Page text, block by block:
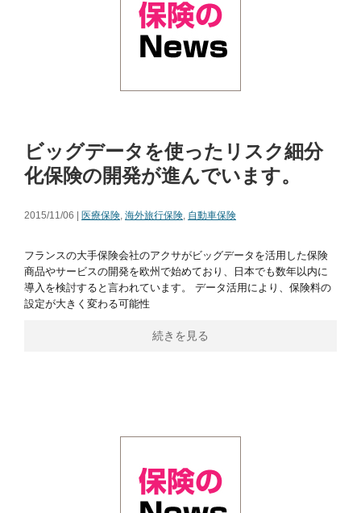
ビッグデータを使ったリスク細分
化保険の開発が進んでいます。
2015/11/06 | 医療保険, 海外旅行保険, 自動車保険
フランスの大手保険会社のアクサがビッグデータを活用した保険
商品やサービスの開発を欧州で始めており、日本でも数年以内に
導入を検討すると言われています。 データ活用により、保険料の
設定が大きく変わる可能性
続きを見る